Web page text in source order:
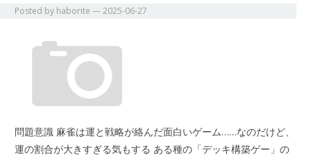
Posted by haborite —2025-06-27
問題意識 麻雀は運と戦略が絡んだ面白いゲーム……なのだけど、
運の割合が大きすぎる気もする ある種の「デッキ構築ゲー」の